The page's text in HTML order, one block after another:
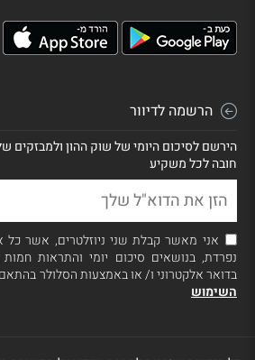
הרשמה לדיוור
הירשם לסיכום היומי של שוק ההון ולמבזקים
חובה לכל משקיע
אני מאשר קבלת שני ניוזלטרים, אשר
נפרדת, בנושאים סיכום יומי והתראות חמות
בדואר אלקטרוני ו/ או באמצעות הסלולר בהתאם
השימוש